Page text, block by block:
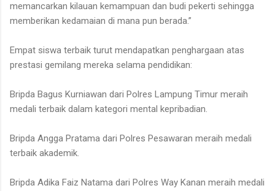
memancarkan kilauan kemampuan dan budi pekerti sehingga
memberikan kedamaian di mana pun berada.”
Empat siswa terbaik turut mendapatkan penghargaan atas
prestasi gemilang mereka selama pendidikan:
Bripda Bagus Kurniawan dari Polres Lampung Timur meraih
medali terbaik dalam kategori mental kepribadian.
Bripda Angga Pratama dari Polres Pesawaran meraih medali
terbaik akademik.
Bripda Adika Faiz Natama dari Polres Way Kanan meraih medali